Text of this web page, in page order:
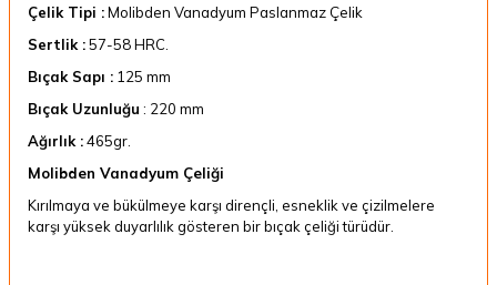
Çelik Tipi :Molibden Vanadyum Paslanmaz Çelik
Sertlik :57-58 HRC.
Bıçak Sapı : 125 mm
Bıçak Uzunluğu : 220 mm
Ağırlık :465gr.
Molibden Vanadyum Çeliği
Kırılmaya ve bükülmeye karşı dirençli, esneklik ve çizilmelere
karşı yüksek duyarlılık gösteren bir bıçak çeliği türüdür.